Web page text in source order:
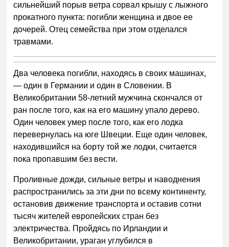
сильнейший порыв ветра сорвал крышу с лыжного
прокатного пункта: погибли женщина и двое ее
дочерей. Отец семейства при этом отделался
травмами.
Два человека погибли, находясь в своих машинах,
— один в Германии и один в Словении. В
Великобритании 58-летний мужчина скончался от
ран после того, как на его машину упало дерево.
Один человек умер после того, как его лодка
перевернулась на юге Швеции. Еще один человек,
находившийся на борту той же лодки, считается
пока пропавшим без вести.
Проливные дожди, сильные ветры и наводнения
распространились за эти дни по всему континенту,
остановив движение транспорта и оставив сотни
тысяч жителей европейских стран без
электричества. Пройдясь по Ирландии и
Великобритании, ураган углубился в